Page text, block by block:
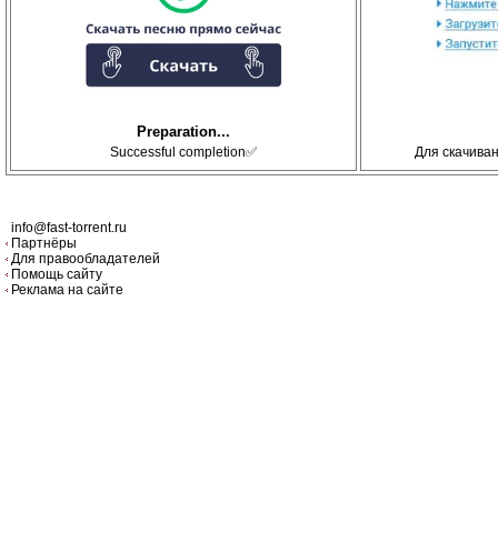
Preparation...
Successful completion✅ Для
info@fast-torrent.ru
Партнёры
Для правообладателей
Помощь сайту
Реклама на сайте